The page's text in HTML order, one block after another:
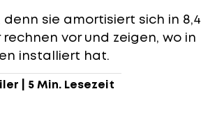
sie amortisiert sich in 8,4
vor und zeigen, wo in
installiert hat.
5 Min. Lesezeit